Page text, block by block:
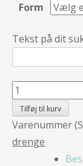
Form
Tekst på dit
T-
rex
med
sommerfugl
Tilføj til kurv
Varenummer
drenge